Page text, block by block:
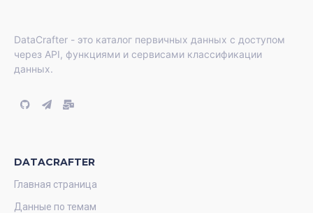
DataCrafter - это каталог первичных данных с доступом
через API, функциями и сервисами классификации
данных.
DATACRAFTER
Главная страница
Данные по темам